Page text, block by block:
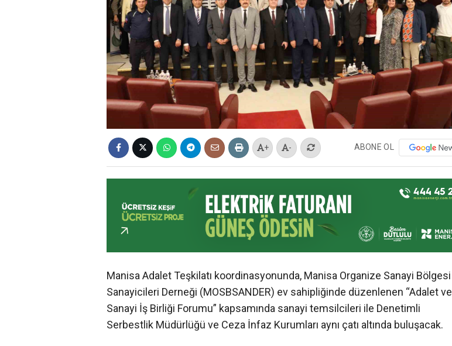
+ - ABONE OL
Manisa Adalet Teşkilatı koordinasyonunda, Manisa Organize Sanayi Bölgesi
Sanayicileri Derneği (MOSBSANDER) ev sahipliğinde düzenlenen “Adalet ve
Sanayi İş Birliği Forumu” kapsamında sanayi temsilcileri ile Denetimli
Serbestlik Müdürlüğü ve Ceza İnfaz Kurumları aynı çatı altında buluşacak.